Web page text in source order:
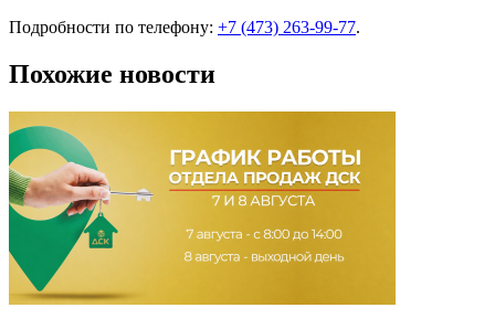
Подробности по телефону: +7 (473) 263-99-77.
Похожие новости